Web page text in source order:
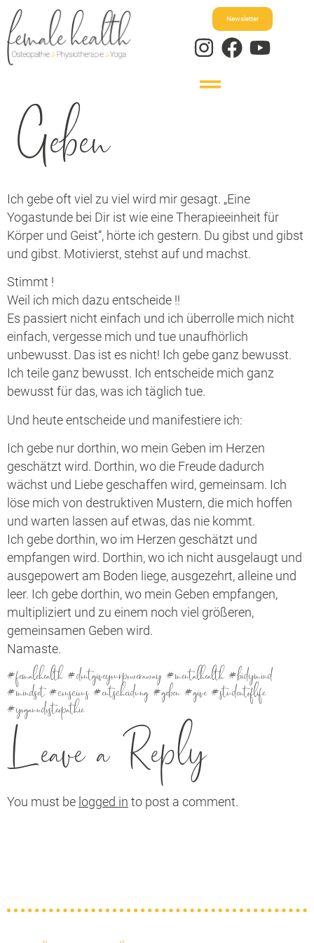
Newsletter
Geben
Ich gebe oft viel zu viel wird mir gesagt. „Eine
Yogastunde bei Dir ist wie eine Therapieeinheit für
Körper und Geist“, hörte ich gestern. Du gibst und gibst
und gibst. Motivierst, stehst auf und machst.
Stimmt !
Weil ich mich dazu entscheide !!
Es passiert nicht einfach und ich überrolle mich nicht
einfach, vergesse mich und tue unaufhörlich
unbewusst. Das ist es nicht! Ich gebe ganz bewusst.
Ich teile ganz bewusst. Ich entscheide mich ganz
bewusst für das, was ich täglich tue.
Und heute entscheide und manifestiere ich:
Ich gebe nur dorthin, wo mein Geben im Herzen
geschätzt wird. Dorthin, wo die Freude dadurch
wächst und Liebe geschaffen wird, gemeinsam. Ich
löse mich von destruktiven Mustern, die mich hoffen
und warten lassen auf etwas, das nie kommt.
Ich gebe dorthin, wo im Herzen geschätzt und
empfangen wird. Dorthin, wo ich nicht ausgelaugt und
ausgepowert am Boden liege, ausgezehrt, alleine und
leer. Ich gebe dorthin, wo mein Geben empfangen,
multipliziert und zu einem noch viel größeren,
gemeinsamen Geben wird.
Namaste.
#femalehealth #dontgiveyourpoweraway #mentalhealth #bidymind
#mindset #conscious #entscheidung #geben #give #studentoflife
#yogaundosteopathie
Leave a Reply
You must be logged in to post a comment.